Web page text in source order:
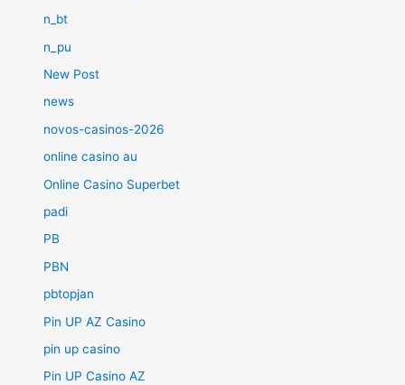
n_bt
n_pu
New Post
news
novos-casinos-2026
online casino au
Online Casino Superbet
padi
PB
PBN
pbtopjan
Pin UP AZ Casino
pin up casino
Pin UP Casino AZ